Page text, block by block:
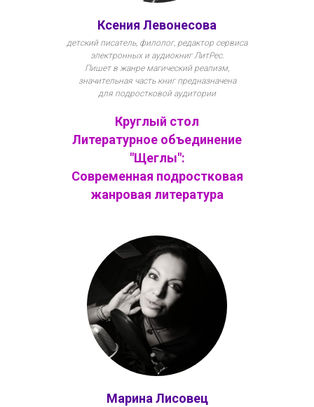
Ксения Левонесова
детский писатель, филолог, редактор сервиса
электронных и аудиокниг ЛитРес.
Пишет в жанре магический реализм,
значительная часть книг предназначена
для подростковой аудитории
Круглый стол
Литературное объединение
"Щеглы":
Современная подростковая
жанровая литература
Марина Лисовец